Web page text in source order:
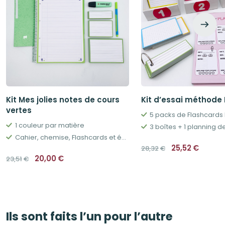
Kit Mes jolies notes de cours
vertes
1 couleur par matière
Cahier, chemise, Flashcards et écriture
23,51€ Le
prix
20,00€
Kit d’essai méthode
3 boîtes + 1 planning
28,32€ Le
prix
25,52€
Ils sont faits l’un pour l’autre